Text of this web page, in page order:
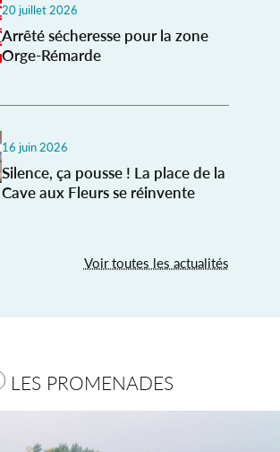
20 juillet 2026
Arrêté sécheresse pour la zone
Orge-Rémarde
16 juin 2026
Silence, ça pousse ! La place de la
Cave aux Fleurs se réinvente
Voir toutes les actualités
LES PROMENADES